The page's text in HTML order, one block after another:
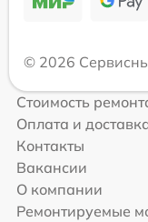
© 2026
Стоимость
Оплата и
Контакты
Вакансии
О компании
Ремонтируемые